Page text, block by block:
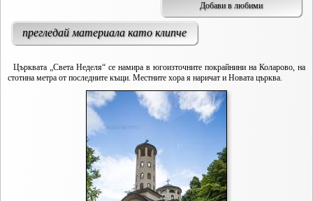
Добави в любими
прегледай материала като клипче
Църквата „Света Неделя“ се намира в югоизточните покрайнини на Коларово, на
стотина метра от последните къщи. Местните хора я наричат и Новата църква.